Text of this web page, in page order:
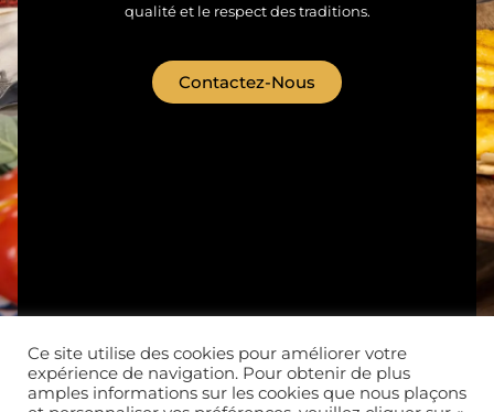
qualité et le respect des traditions.
Contactez-Nous
Nos produits Qui sommes-nous ?
Ce site utilise des cookies pour améliorer votre
expérience de navigation. Pour obtenir de plus
amples informations sur les cookies que nous plaçons